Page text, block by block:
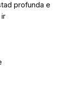
profunda e